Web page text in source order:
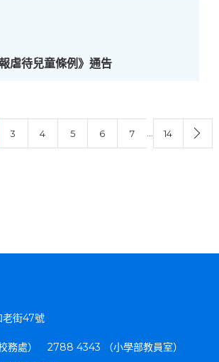
虐待兒童條例》通告
3 4 5 6 7 14
老街47號
處）
2788 4343 （小學部教員室）